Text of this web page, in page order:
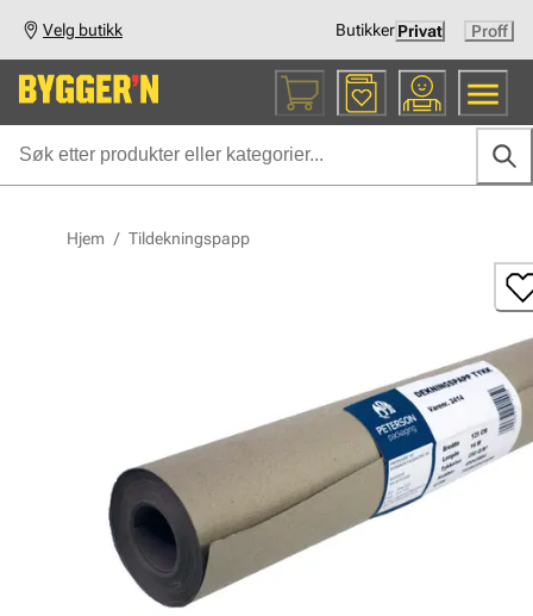
Velg butikk ButikkerPrivat Proff
Hjem / Tildekningspapp